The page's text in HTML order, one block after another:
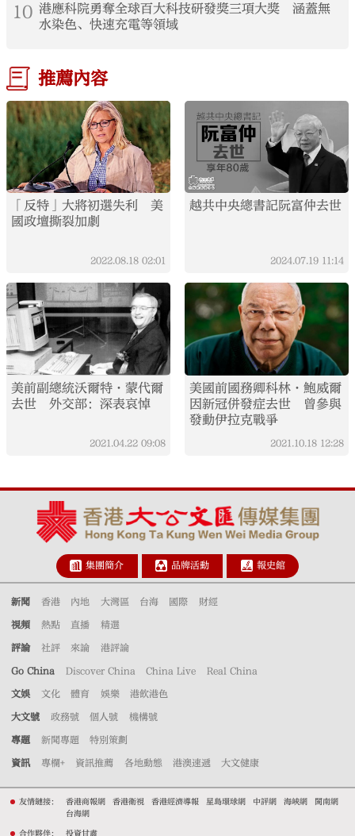
10 港應科院勇奪全球百大科技研發獎三項大獎 涵蓋無
水染色、快速充電等領域
推薦內容
「反特」大將初選失利 美
國政壇撕裂加劇
2022.08.18 02:01
越共中央總書記阮富仲去世
2024.07.19 11:14
美前副總統沃爾特·蒙代爾
去世 外交部：深表哀悼
2021.04.22 09:08
美國前國務卿科林·鮑威爾
因新冠併發症去世 曾參與
發動伊拉克戰爭
2021.10.18 12:28
集團簡介 品牌活動 報史館
新聞 香港 內地 大灣區 台海 國際 財經
視頻 熱點 直播 精選
評論 社評 來論 港評論
Go China Discover China China Live Real China
文娛 文化 體育 娛樂 港飲港色
大文號 政務號 個人號 機構號
專題 新聞專題 特別策劃
資訊 專欄+ 資訊推薦 各地動態 港澳速遞 大文健康
友情鏈接： 香港商報網 香港衛視 香港經濟導報 星島環球網 中評網 海峽網
閩南網
台海網
合作夥伴： 投資甘肅